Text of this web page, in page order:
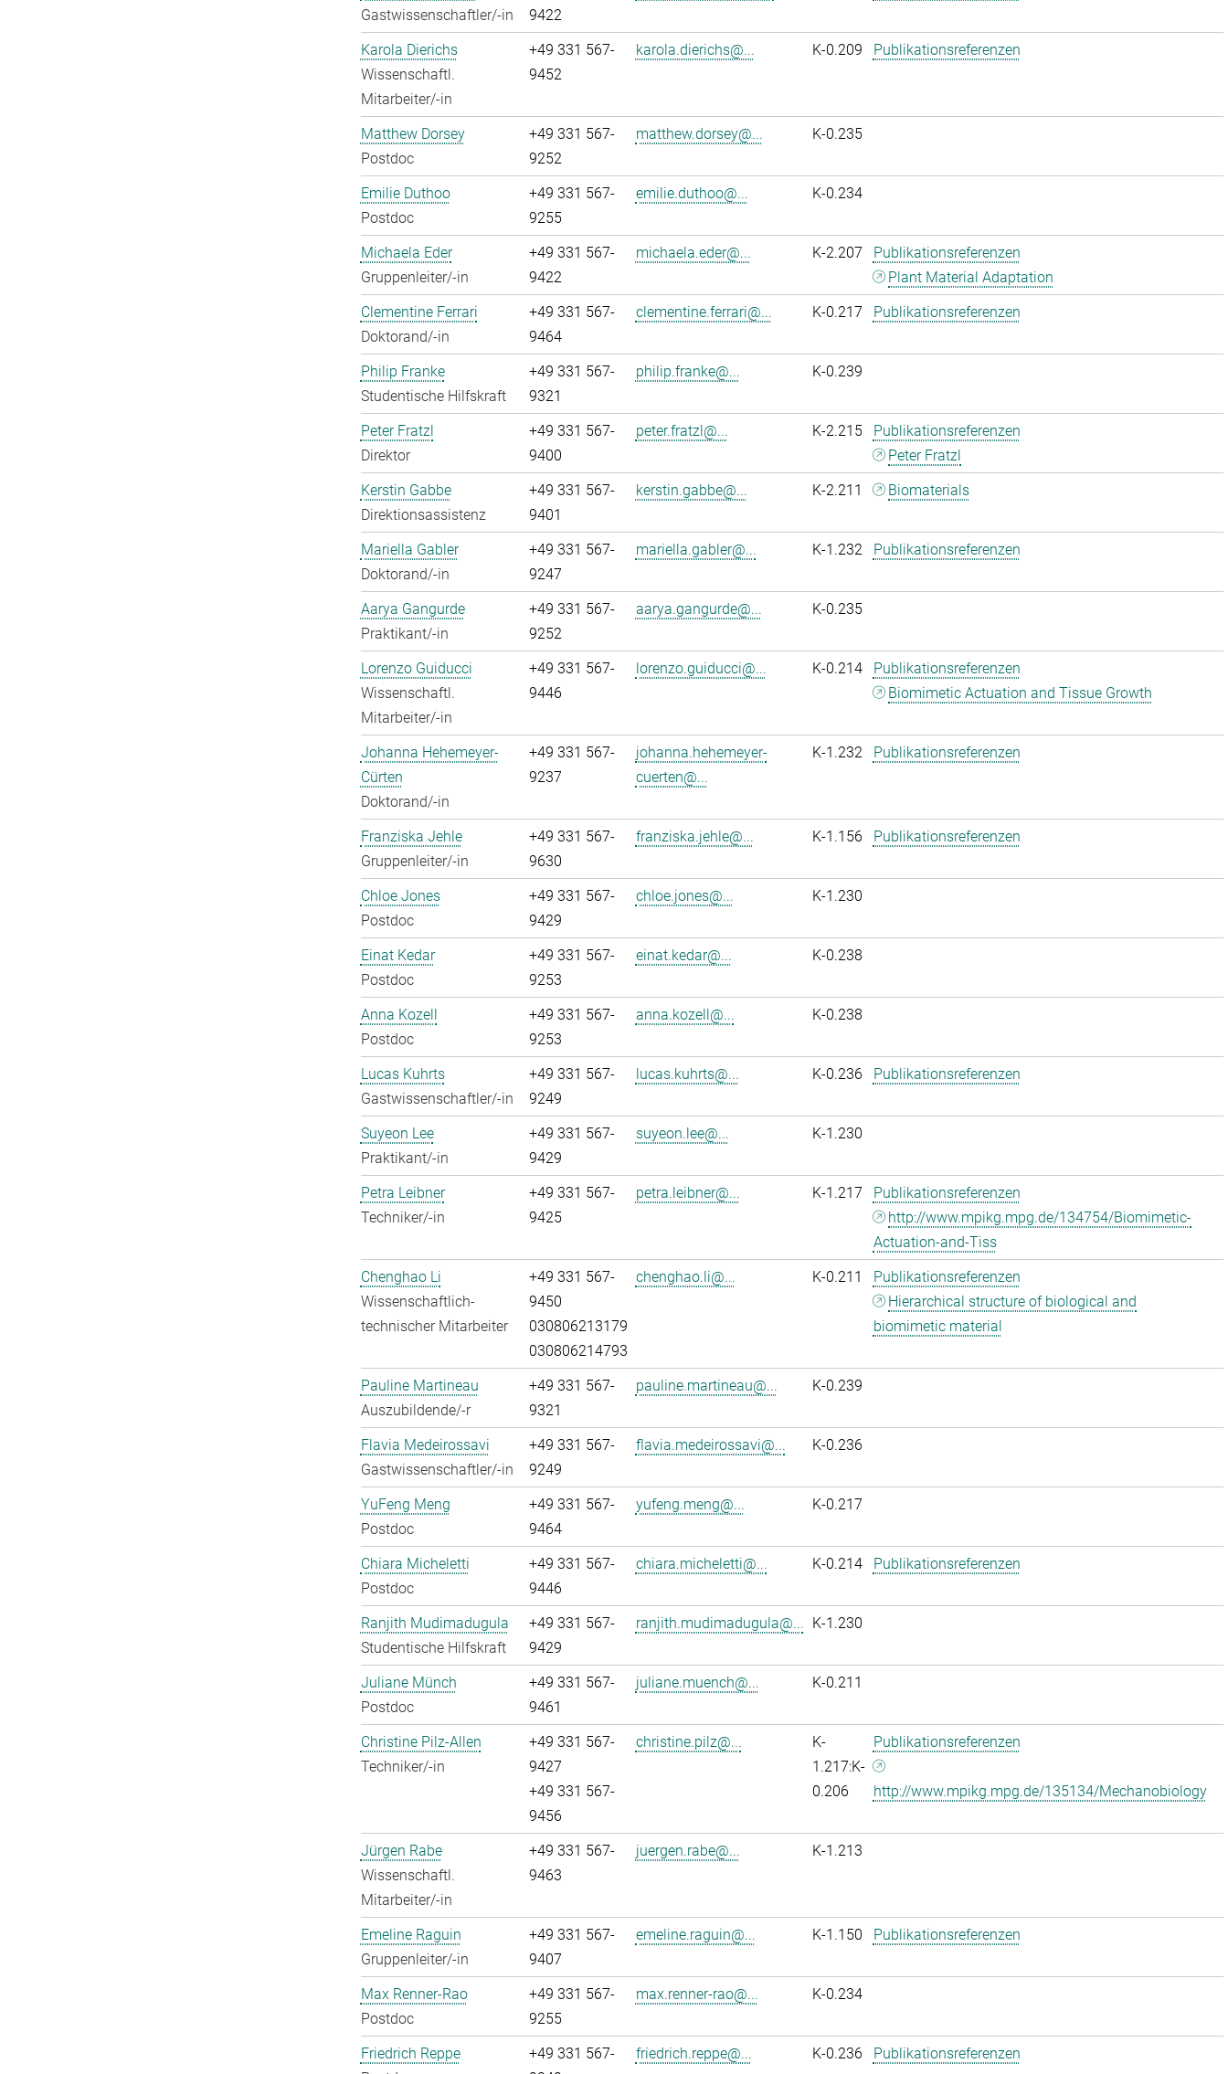
Gastwissenschaftler/-in
9422
Karola Dierichs
Wissenschaftl.
Mitarbeiter/-in
+49 331 567-
9452
karola.dierichs@... K-0.209 Publikationsreferenzen
Matthew Dorsey
Postdoc
+49 331 567-
9252
matthew.dorsey@... K-0.235
Emilie Duthoo
Postdoc
+49 331 567-
9255
emilie.duthoo@... K-0.234
Michaela Eder
Gruppenleiter/-in
+49 331 567-
9422
michaela.eder@... K-2.207
Publikationsreferenzen
Plant Material Adaptation
Clementine Ferrari
Doktorand/-in
+49 331 567-
9464
clementine.ferrari@... K-0.217 Publikationsreferenzen
Philip Franke
Studentische Hilfskraft
+49 331 567-
9321
philip.franke@... K-0.239
Peter Fratzl
Direktor
+49 331 567-
9400
peter.fratzl@... K-2.215
Publikationsreferenzen
Peter Fratzl
Kerstin Gabbe
Direktionsassistenz
+49 331 567-
9401
kerstin.gabbe@... K-2.211 Biomaterials
Mariella Gabler
Doktorand/-in
+49 331 567-
9247
mariella.gabler@... K-1.232 Publikationsreferenzen
Aarya Gangurde
Praktikant/-in
+49 331 567-
9252
aarya.gangurde@... K-0.235
Lorenzo Guiducci
Wissenschaftl.
Mitarbeiter/-in
+49 331 567-
9446
lorenzo.guiducci@... K-0.214
Publikationsreferenzen
Biomimetic Actuation and Tissue Growth
Johanna Hehemeyer-
Cürten
Doktorand/-in
+49 331 567-
9237
johanna.hehemeyer-
cuerten@...
K-1.232 Publikationsreferenzen
Franziska Jehle
Gruppenleiter/-in
+49 331 567-
9630
franziska.jehle@... K-1.156 Publikationsreferenzen
Chloe Jones
Postdoc
+49 331 567-
9429
chloe.jones@... K-1.230
Einat Kedar
Postdoc
+49 331 567-
9253
einat.kedar@... K-0.238
Anna Kozell
Postdoc
+49 331 567-
9253
anna.kozell@... K-0.238
Lucas Kuhrts
Gastwissenschaftler/-in
+49 331 567-
9249
lucas.kuhrts@... K-0.236 Publikationsreferenzen
Suyeon Lee
Praktikant/-in
+49 331 567-
9429
suyeon.lee@... K-1.230
Petra Leibner
Techniker/-in
+49 331 567-
9425
petra.leibner@... K-1.217
Publikationsreferenzen
http://www.mpikg.mpg.de/134754/Biomimetic-
Actuation-and-Tiss
Chenghao Li
Wissenschaftlich-
technischer Mitarbeiter
+49 331 567-
9450
030806213179
030806214793
chenghao.li@... K-0.211
Publikationsreferenzen
Hierarchical structure of biological and
biomimetic material
Pauline Martineau
Auszubildende/-r
+49 331 567-
9321
pauline.martineau@... K-0.239
Flavia Medeirossavi
Gastwissenschaftler/-in
+49 331 567-
9249
flavia.medeirossavi@... K-0.236
YuFeng Meng
Postdoc
+49 331 567-
9464
yufeng.meng@... K-0.217
Chiara Micheletti
Postdoc
+49 331 567-
9446
chiara.micheletti@... K-0.214 Publikationsreferenzen
Ranjith Mudimadugula
Studentische Hilfskraft
+49 331 567-
9429
ranjith.mudimadugula@... K-1.230
Juliane Münch
Postdoc
+49 331 567-
9461
juliane.muench@... K-0.211
Christine Pilz-Allen
Techniker/-in
+49 331 567-
9427
+49 331 567-
9456
christine.pilz@...
K-
1.217:K-
0.206
Publikationsreferenzen
http://www.mpikg.mpg.de/135134/Mechanobiology
Jürgen Rabe
Wissenschaftl.
Mitarbeiter/-in
+49 331 567-
9463
juergen.rabe@... K-1.213
Emeline Raguin
Gruppenleiter/-in
+49 331 567-
9407
emeline.raguin@... K-1.150 Publikationsreferenzen
Max Renner-Rao
Postdoc
+49 331 567-
9255
max.renner-rao@... K-0.234
Friedrich Reppe
+49 331 567-
friedrich.reppe@... K-0.236 Publikationsreferenzen